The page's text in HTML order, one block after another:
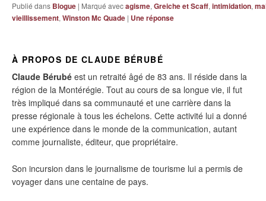
Publié dans Blogue | Marqué avecagisme, Greiche et Scaff, intimidation,
vieillissement, Winston Mc Quade | Uneréponse
À PROPOS DE CLAUDE BÉRUBÉ
Claude Bérubé est un retraité âgé de 83 ans. Il réside dans la
région de la Montérégie. Tout au cours de sa longue vie, il fut
très impliqué dans sa communauté et une carrière dans la
presse régionale à tous les échelons. Cette activité lui a donné
une expérience dans le monde de la communication, autant
comme journaliste, éditeur, que propriétaire.
Son incursion dans le journalisme de tourisme lui a permis de
voyager dans une centaine de pays.